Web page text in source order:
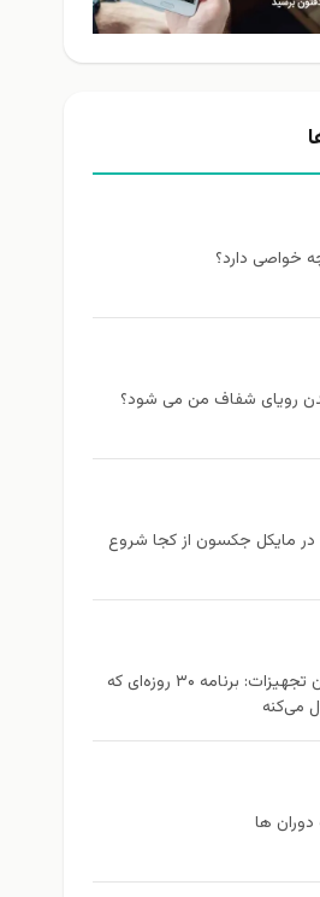
خواصی دارد؟
رویای شفاف من می شود؟
در مایکل جکسون از كجا شروع
تمرین در خانه بدون تجهیزات: برنامه ۳۰ روزه‌ای که
می‌کنه